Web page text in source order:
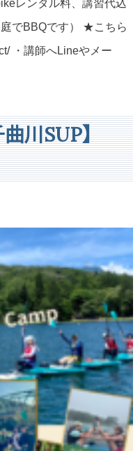
レンタル料、講習代込
でBBQです） ★こちら
・講師へLineやメー
川SUP】